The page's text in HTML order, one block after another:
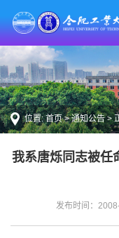
位置:首页>通知公告>
我系唐烁同志被任
发布时间：